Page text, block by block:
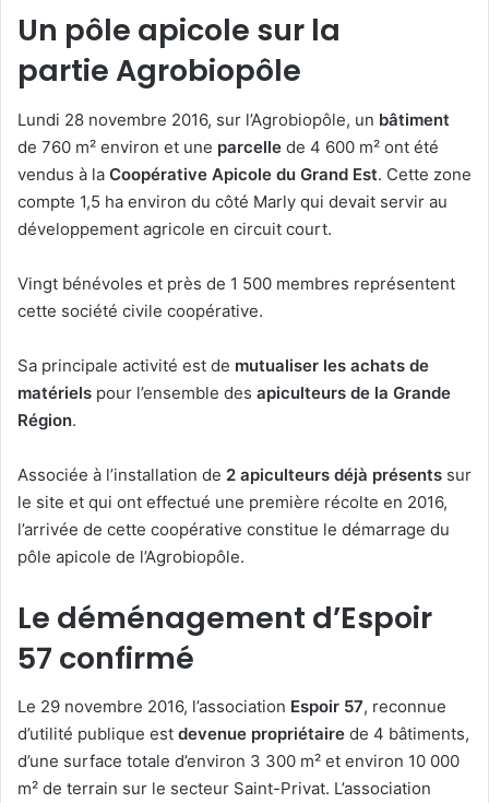
Un pôle apicole sur la
partie Agrobiopôle
Lundi 28 novembre 2016, sur l’Agrobiopôle, un bâtiment
de 760 m² environ et une parcelle de 4 600 m² ont été
vendus à la Coopérative Apicole du Grand Est. Cette zone
compte 1,5 ha environ du côté Marly qui devait servir au
développement agricole en circuit court.
Vingt bénévoles et près de 1 500 membres représentent
cette société civile coopérative.
Sa principale activité est de mutualiser les achats de
matériels pour l’ensemble des apiculteurs de la Grande
Région.
Associée à l’installation de 2 apiculteurs déjà présents sur
le site et qui ont effectué une première récolte en 2016,
l’arrivée de cette coopérative constitue le démarrage du
pôle apicole de l’Agrobiopôle.
Le déménagement d’Espoir
57 confirmé
Le 29 novembre 2016, l’association Espoir 57, reconnue
d’utilité publique est devenue propriétaire de 4 bâtiments,
d’une surface totale d’environ 3 300 m² et environ 10 000
m² de terrain sur le secteur Saint-Privat. L’association